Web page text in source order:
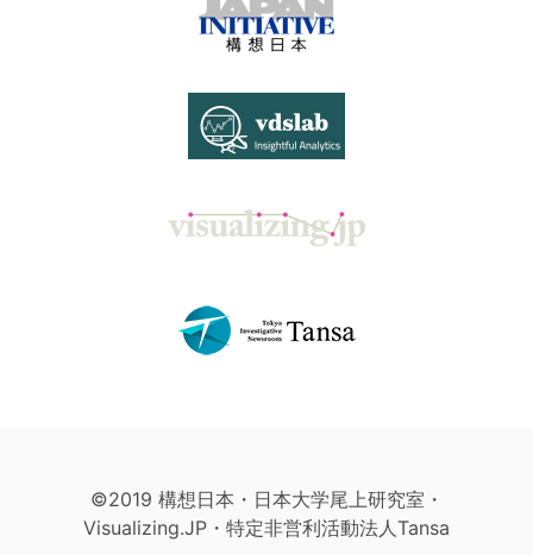
©2019 構想日本・日本大学尾上研究室・
Visualizing.JP・特定非営利活動法人Tansa